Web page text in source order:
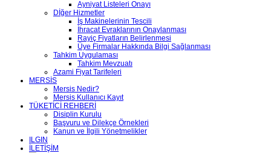
Ayniyat Listeleri Onayı
Dİğer Hizmetler
İş Makinelerinin Tescili
İhracat Evraklarının Onaylanması
Rayiç Fiyatların Belirlenmesi
Üye Firmalar Hakkında Bilgi Sağlanması
Tahkim Uygulaması
Tahkim Mevzuatı
Azami Fiyat Tarifeleri
MERSİS
Mersis Nedir?
Mersis Kullanıcı Kayıt
TÜKETİCİ REHBERİ
Disiplin Kurulu
Başvuru ve Dilekçe Örnekleri
Kanun ve İlgili Yönetmelikler
ILGIN
İLETİŞİM